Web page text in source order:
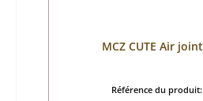
MCZ CUTE Air
Référence du produit: